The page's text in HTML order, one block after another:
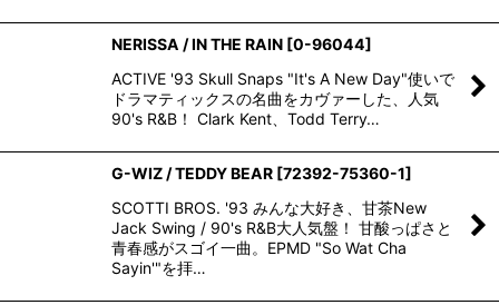
NERISSA / IN THE RAIN [0-96044]
ACTIVE '93 Skull Snaps "It's A New Day"使いで
ドラマティックスの名曲をカヴァーした、人気
90's R&B！ Clark Kent、Todd Terry…
G-WIZ / TEDDY BEAR [72392-75360-1]
SCOTTI BROS. '93 みんな大好き、甘茶New
Jack Swing / 90's R&B大人気盤！ 甘酸っぱさと
青春感がスゴイ一曲。EPMD "So Wat Cha
Sayin'"を拝…